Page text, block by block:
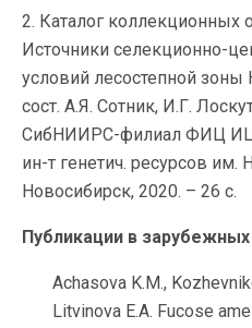
2. Каталог коллекционных
Источники селекционно-
условий лесостепной
сост. А.Я. Сотник, И.Г.
СибНИИРС-филиал ФИЦ
ин-т генетич. ресурсов им.
Новосибирск, 2020. – 26 с.
Публикации в
Achasova K.M.,
Litvinova E.A. Fucose